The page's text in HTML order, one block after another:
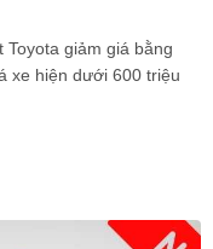
giảm giá bằng
xe hiện dưới 600 triệu